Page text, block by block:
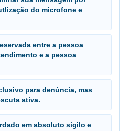
de Gestão Socioambiental
de Contratações e Aquisições
do Centro de Inteligência
de Raça, Gênero e Diversidade
Itinerante
de Avaliação Documental
do microfone e
entre a pessoa
e a pessoa
para denúncia, mas
ativa.
em absoluto sigilo e